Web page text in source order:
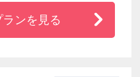
分と徒歩圏内の好アク
ンを見る